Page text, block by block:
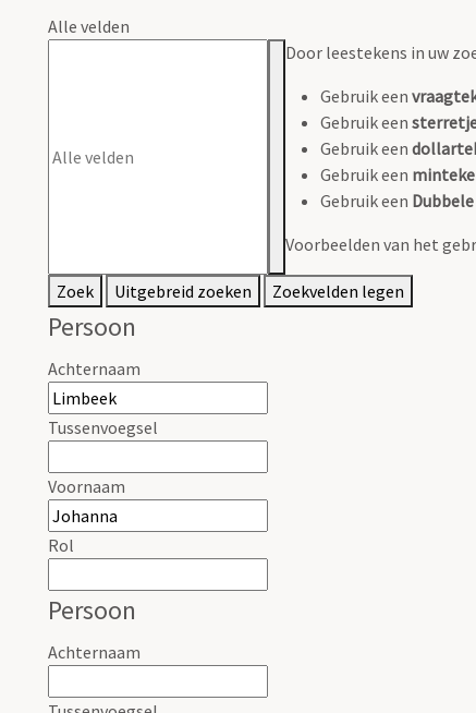
Alle velden
Door leestekens in uw
Gebruik een
Gebruik een
Gebruik een
Gebruik een
Gebruik een
Voorbeelden van het
Zoek Uitgebreid zoeken Zoekvelden legen
Persoon
Achternaam
Tussenvoegsel
Voornaam
Rol
Persoon
Achternaam